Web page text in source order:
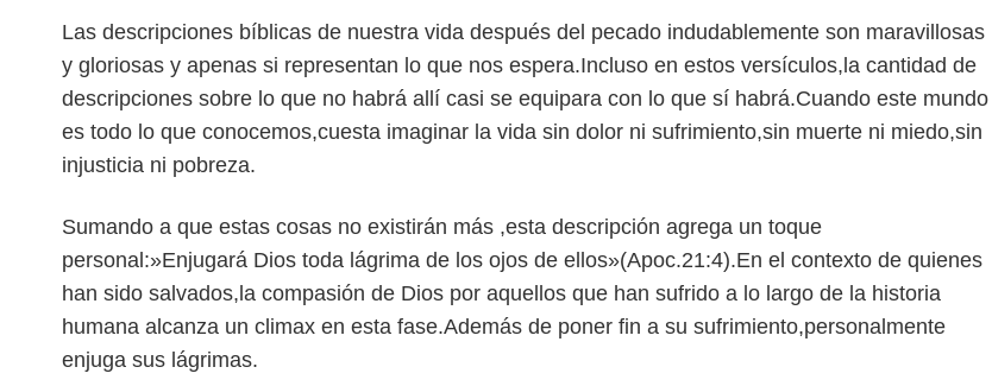
Las descripciones bíblicas de nuestra vida después del pecado indudablemente son maravillosas
y gloriosas y apenas si representan lo que nos espera.Incluso en estos versículos,la cantidad de
descripciones sobre lo que no habrá allí casi se equipara con lo que sí habrá.Cuando este mundo
es todo lo que conocemos,cuesta imaginar la vida sin dolor ni sufrimiento,sin muerte ni miedo,sin
injusticia ni pobreza.
Sumando a que estas cosas no existirán más ,esta descripción agrega un toque
personal:»Enjugará Dios toda lágrima de los ojos de ellos»(Apoc.21:4).En el contexto de quienes
han sido salvados,la compasión de Dios por aquellos que han sufrido a lo largo de la historia
humana alcanza un climax en esta fase.Además de poner fin a su sufrimiento,personalmente
enjuga sus lágrimas.